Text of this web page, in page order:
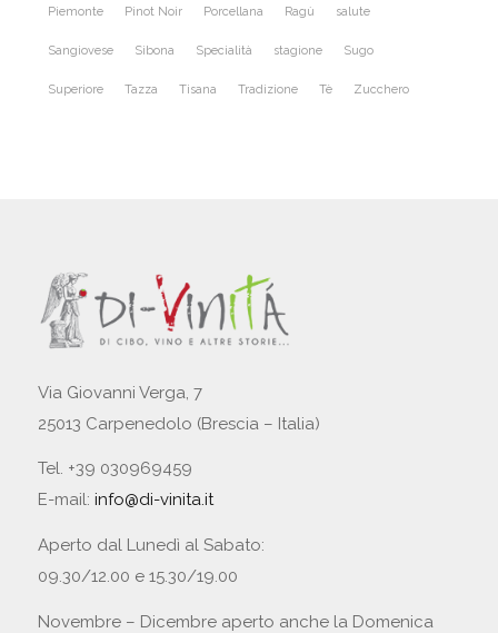
Piemonte Pinot Noir Porcellana Ragù salute
Sangiovese Sibona Specialità stagione Sugo
Superiore Tazza Tisana Tradizione Tè Zucchero
Via Giovanni Verga, 7
25013 Carpenedolo (Brescia – Italia)
Tel. +39 030969459
E-mail: info@di-vinita.it
Aperto dal Lunedì al Sabato:
09.30/12.00 e 15.30/19.00
Novembre – Dicembre aperto anche la Domenica